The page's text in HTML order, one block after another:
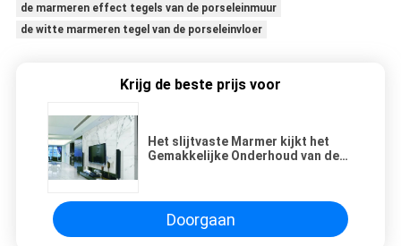
de marmeren effect tegels van de porseleinmuur
de witte marmeren tegel van de porseleinvloer
Krijg de beste prijs voor
Het slijtvaste Marmer kijkt het
Gemakkelijke Onderhoud van de
Doorgaan